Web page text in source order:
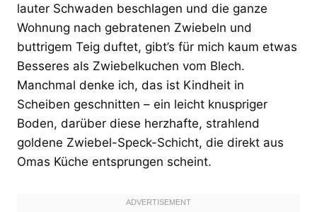
lauter Schwaden beschlagen und die ganze
Wohnung nach gebratenen Zwiebeln und
buttrigem Teig duftet, gibt’s für mich kaum etwas
Besseres als Zwiebelkuchen vom Blech.
Manchmal denke ich, das ist Kindheit in
Scheiben geschnitten – ein leicht knuspriger
Boden, darüber diese herzhafte, strahlend
goldene Zwiebel-Speck-Schicht, die direkt aus
Omas Küche entsprungen scheint.